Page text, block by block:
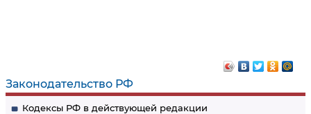
Законодательство РФ
Кодексы РФ в действующей редакции